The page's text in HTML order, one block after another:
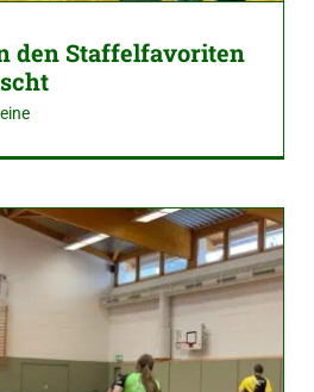
den Staffelfavoriten